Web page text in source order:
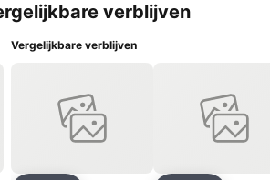
verblijven
Vergelijkbare verblijven